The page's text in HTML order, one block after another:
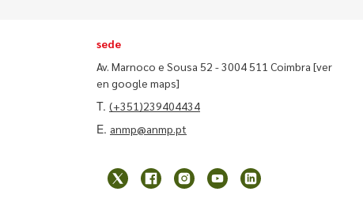
sede
Av. Marnoco e Sousa 52 - 3004 511 Coimbra [ver
en google maps]
T. (+351)239404434
E. anmp@anmp.pt